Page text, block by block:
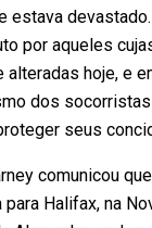
estava
por aqueles
hoje, e
dos
seus
comunicou
Halifax, na